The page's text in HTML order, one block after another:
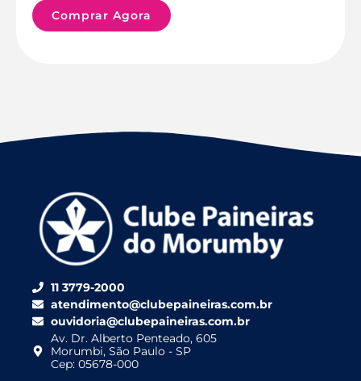
Comprar Agora
11 3779-2000
atendimento@clubepaineiras.com.br
ouvidoria@clubepaineiras.com.br
Av. Dr. Alberto Penteado, 605
Morumbi, São Paulo - SP
Cep: 05678-000